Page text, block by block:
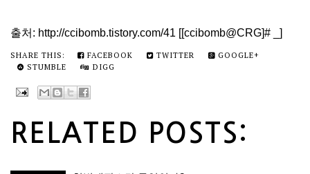
출처: http://ccibomb.tistory.com/41 [[ccibomb@CRG]# _]
SHARE THIS: FACEBOOK TWITTER
GOOGLE+
STUMBLE
DIGG
RELATED POSTS: